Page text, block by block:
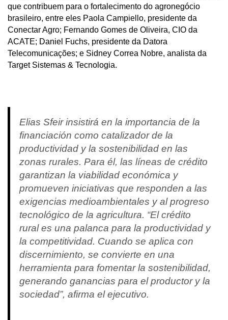
que contribuem para o fortalecimento do agronegócio
brasileiro, entre eles Paola Campiello, presidente da
Conectar Agro; Fernando Gomes de Oliveira, CIO da
ACATE; Daniel Fuchs, presidente da Datora
Telecomunicações; e Sidney Correa Nobre, analista da
Target Sistemas & Tecnologia.
Elias Sfeir insistirá en la importancia de la
financiación como catalizador de la
productividad y la sostenibilidad en las
zonas rurales. Para él, las líneas de crédito
garantizan la viabilidad económica y
promueven iniciativas que responden a las
exigencias medioambientales y al progreso
tecnológico de la agricultura. “El crédito
rural es una palanca para la productividad y
la competitividad. Cuando se aplica con
discernimiento, se convierte en una
herramienta para fomentar la sostenibilidad,
generando ganancias para el productor y la
sociedad”, afirma el ejecutivo.